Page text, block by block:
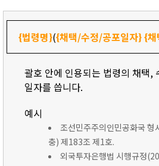
{법령명}({채택/수정/공포일자}{
괄호 안에 인용되는 법령의 채택,
일자를 씁니다.
예시
조선민주주의인민공화국
충) 제183조 제1호.
외국투자은행법 시행규정